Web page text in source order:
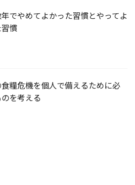
でやめてよかった習慣とやってよ
慣
糧危機を個人で備えるために必
を考える